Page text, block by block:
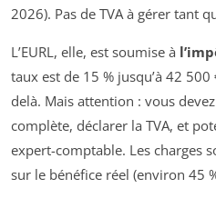
2026). Pas de TVA à gérer tant
L’EURL, elle, est soumise à
taux est de 15 % jusqu’à 42
delà. Mais attention : vous
complète, déclarer la TVA, et
expert-comptable. Les charges
sur le bénéfice réel (environ 45